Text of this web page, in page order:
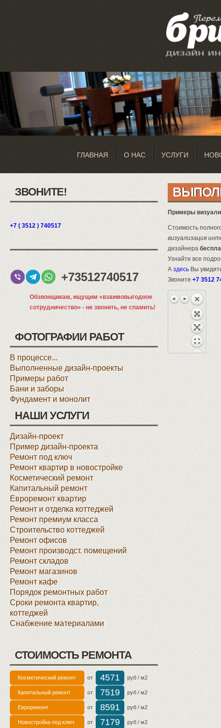
ГЛАВНАЯ О НАС УСЛУГИ
ЗВОНИТЕ!
+7 ( 3512 ) 740517
+73512740517
Обзвонщикам, ищущим «взаимовыгодное
сотрудничество» - не звонить, не спамить!
ФОТОГРАФИИ РАБОТ
В процессе...
Выполненные дизайн-проекты
Примеры работ
Бани и заборы
Фундамент и монолит
НАШИ УСЛУГИ
Дизайн-проект
Пример дизайн-проекта
Ремонт под ключ
Ремонт квартир в новостройке
Косметический ремонт
Капитальный ремонт
Евроремонт квартир
Ремонт и отделка коттеджей
Ремонт премиум класса
Строительство коттеджей
Ремонт офисов
Ремонт производст. помещений
Ремонт складов
Ремонт магазинов
Ремонт кафе
Порядок ремонтных работ
Сроки ремонта квартир,
коттеджей
Снабжение материалами
СТОИМОСТЬ РЕМОНТА
Косметический ремонт от 4571 руб / м2
Капитальный ремонт от 7519 руб / м2
Евроремонт от 8591 руб / м2
Новостройка под ключ от 7179 руб / м2
Примеры
Стоимость
визуализация
дизайнера
Узнайте все
А здесь Вы
Звоните +7 3512